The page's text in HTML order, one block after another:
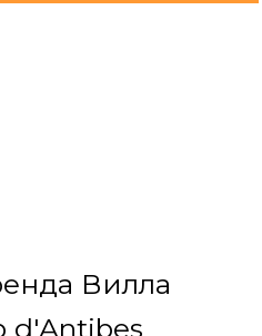
Вилла
d'Antibes